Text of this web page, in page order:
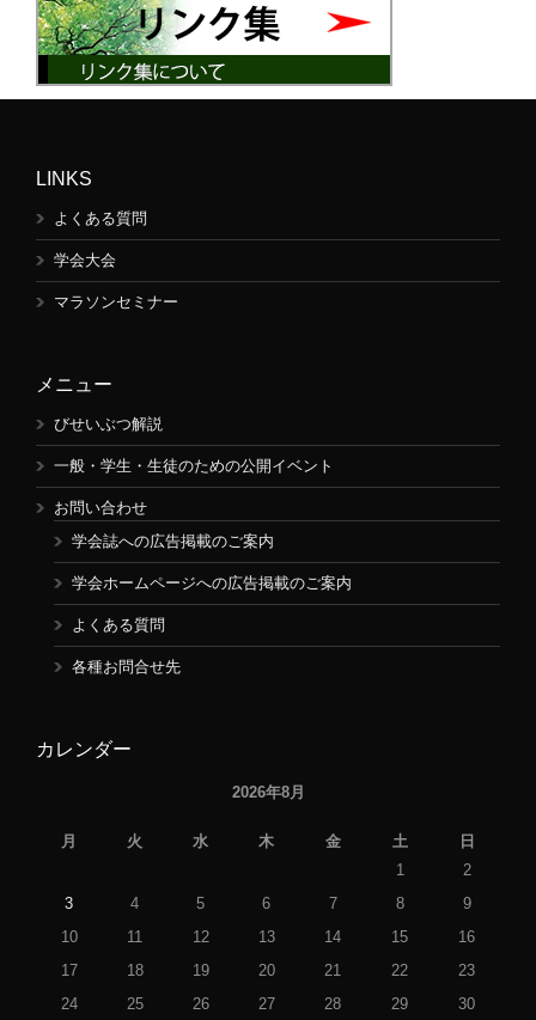
LINKS
よくある質問
学会大会
マラソンセミナー
メニュー
びせいぶつ解説
一般・学生・生徒のための公開イベント
お問い合わせ
学会誌への広告掲載のご案内
学会ホームページへの広告掲載のご案内
よくある質問
各種お問合せ先
カレンダー
2026年8月
月 火 水 木 金 土
日
1
2
3
4 5 6 7 8
9
10
11 12 13 14 15
16
17
18 19 20 21 22
23
24
25 26 27 28 29 30